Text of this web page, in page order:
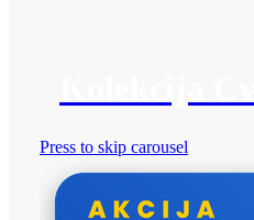
Press to skip carousel